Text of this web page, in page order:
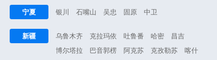
宁夏 银川 石嘴山 吴忠 固原 中卫
新疆 乌鲁木齐 克拉玛依 吐鲁番 哈密
昌吉
博尔塔拉
巴音郭楞 阿克苏 克孜勒苏
喀什